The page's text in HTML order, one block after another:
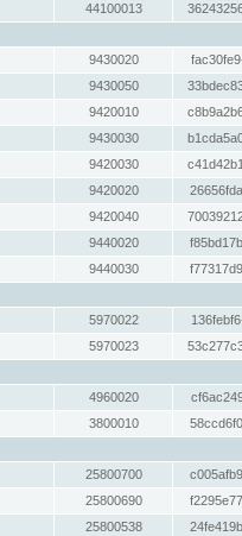
44100013
9430020
9430050
9420010
9430030
9420030
9420020
9420040
9440020
9440030
5970022
5970023
4960020
3800010
25800700
25800690
25800538